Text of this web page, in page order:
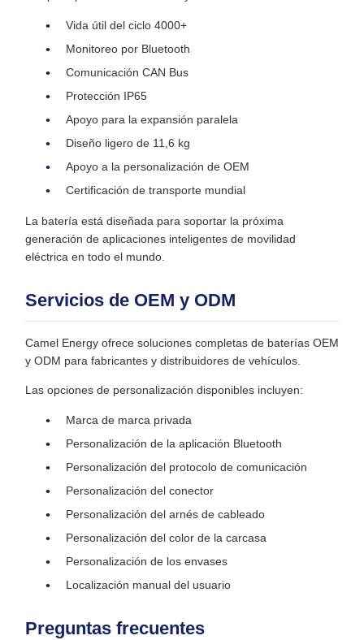
Vida útil del ciclo 4000+
Monitoreo por Bluetooth
Comunicación CAN Bus
Protección IP65
Apoyo para la expansión paralela
Diseño ligero de 11,6 kg
Apoyo a la personalización de OEM
Certificación de transporte mundial
La batería está diseñada para soportar la próxima
generación de aplicaciones inteligentes de movilidad
eléctrica en todo el mundo.
Servicios de OEM y ODM
Camel Energy ofrece soluciones completas de baterías OEM
y ODM para fabricantes y distribuidores de vehículos.
Las opciones de personalización disponibles incluyen:
Marca de marca privada
Personalización de la aplicación Bluetooth
Personalización del protocolo de comunicación
Personalización del conector
Personalización del arnés de cableado
Personalización del color de la carcasa
Personalización de los envases
Localización manual del usuario
Preguntas frecuentes